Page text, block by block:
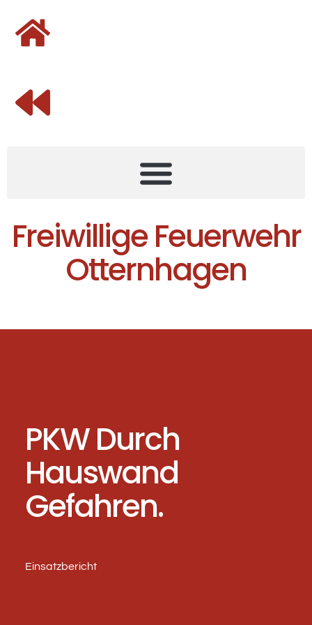
Freiwillige Feuerwehr
Otternhagen
PKW Durch
Hauswand
Gefahren.
Einsatzbericht